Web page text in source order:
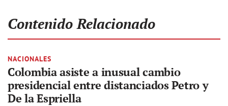
Contenido Relacionado
NACIONALES
Colombia asiste a inusual cambio
presidencial entre distanciados Petro y
De la Espriella